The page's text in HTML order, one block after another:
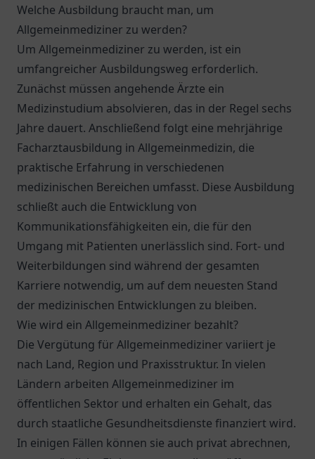
Welche Ausbildung braucht man, um
Allgemeinmediziner zu werden?
Um Allgemeinmediziner zu werden, ist ein
umfangreicher Ausbildungsweg erforderlich.
Zunächst müssen angehende Ärzte ein
Medizinstudium absolvieren, das in der Regel sechs
Jahre dauert. Anschließend folgt eine mehrjährige
Facharztausbildung in Allgemeinmedizin, die
praktische Erfahrung in verschiedenen
medizinischen Bereichen umfasst. Diese Ausbildung
schließt auch die Entwicklung von
Kommunikationsfähigkeiten ein, die für den
Umgang mit Patienten unerlässlich sind. Fort- und
Weiterbildungen sind während der gesamten
Karriere notwendig, um auf dem neuesten Stand
der medizinischen Entwicklungen zu bleiben.
Wie wird ein Allgemeinmediziner bezahlt?
Die Vergütung für Allgemeinmediziner variiert je
nach Land, Region und Praxisstruktur. In vielen
Ländern arbeiten Allgemeinmediziner im
öffentlichen Sektor und erhalten ein Gehalt, das
durch staatliche Gesundheitsdienste finanziert wird.
In einigen Fällen können sie auch privat abrechnen,